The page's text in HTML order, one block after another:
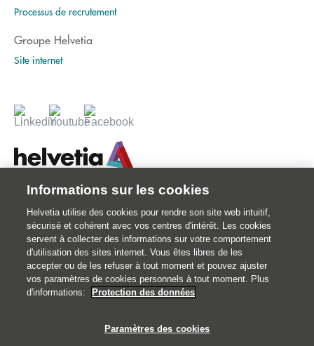
Processus de recrutement
Groupe Helvetia
Site internet
©2026 Helvetia Assurances . 25 quai Lamandé 76600 Le Havre
02 32 92 92 92
Impressum
Informations juridiques
Données personnelles
Informations sur les cookies
Helvetia utilise des cookies pour rendre son site web intuitif,
sécurisé et cohérent avec vos centres d'intérêt. Les cookies
servent à collecter des informations sur votre comportement
d'utilisation des sites internet. Vous êtes libres de les
accepter ou de les refuser à tout moment et pouvez ajuster
vos paramètres de cookies personnels à tout moment. Plus
d'informations:
Protection des données
Paramètres des cookies